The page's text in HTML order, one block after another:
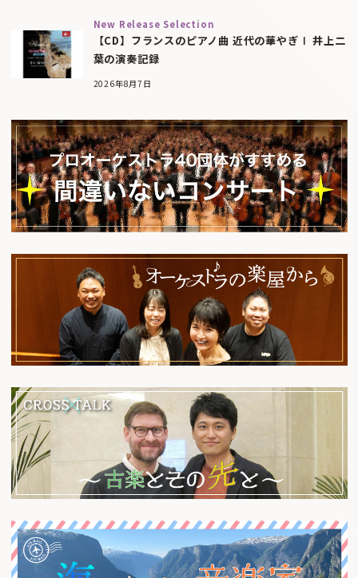
New Release Selection
【CD】フランスのピアノ曲 近代の華やぎⅠ 井上二
葉の演奏記録
2026年8月7日